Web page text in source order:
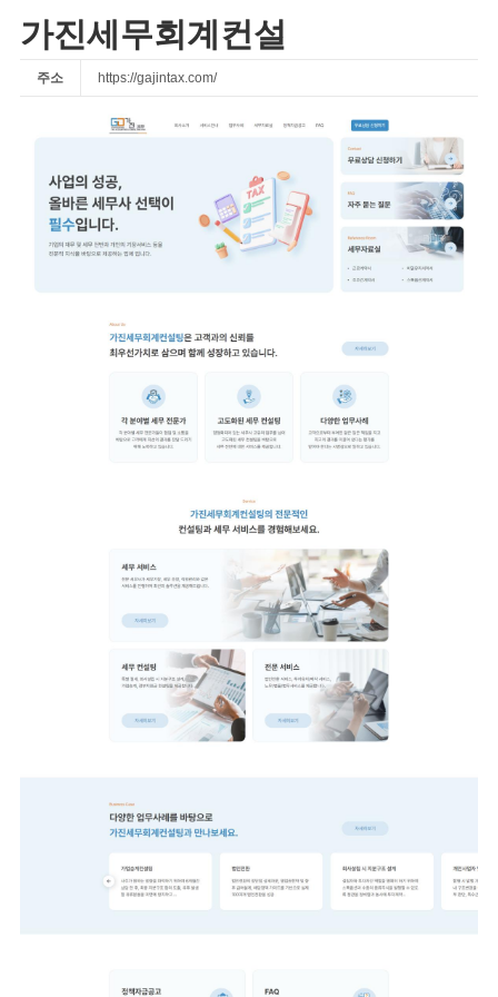
가진세무회계컨설
주소 https://gajintax.com/